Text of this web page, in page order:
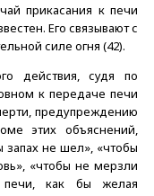
прикасания к печи
Его связывают с
силе огня (42).
действия, судя по
к передаче печи
предупреждению
этих объяснений,
не шел», «чтобы
«чтобы не мерзли
печи, как бы желая